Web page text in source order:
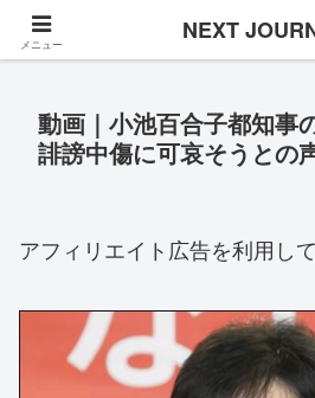
Once in a while
動画｜小池百合子都知事
誹謗中傷に可哀そうとの
アフィリエイト広告を利用して
メニュー NEXT